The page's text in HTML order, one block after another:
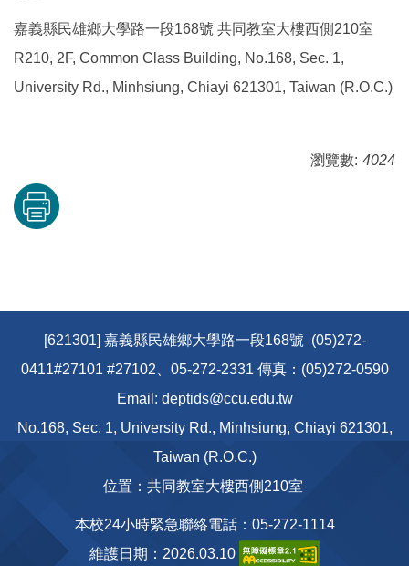
嘉義縣民雄鄉大學路一段168號 共同教室大樓西側210室
R210, 2F, Common Class Building, No.168, Sec. 1,
University Rd., Minhsiung, Chiayi 621301, Taiwan (R.O.C.)
瀏覽數: 4024
[621301] 嘉義縣民雄鄉大學路一段168號 (05)272-
0411#27101 #27102、05-272-2331 傳真：(05)272-0590
Email: deptids@ccu.edu.tw
No.168, Sec. 1, University Rd., Minhsiung, Chiayi 621301,
Taiwan (R.O.C.)
位置：共同教室大樓西側210室
本校24小時緊急聯絡電話：05-272-1114
維護日期：2026.03.10